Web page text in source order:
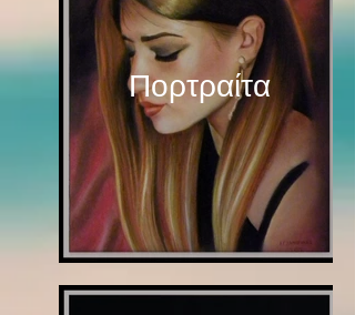
Πορτραίτα